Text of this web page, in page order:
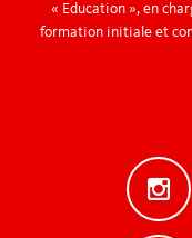
« Education », en
formation initiale et